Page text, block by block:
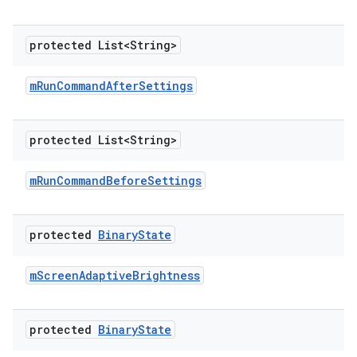
protected List<String>
mRunCommandAfterSettings
protected List<String>
mRunCommandBeforeSettings
protected BinaryState
mScreenAdaptiveBrightness
protected BinaryState